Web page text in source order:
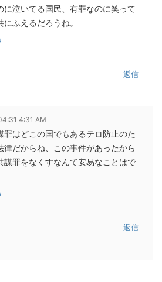
に泣いてる国民、有罪なのに笑って
ふえるだろうね。
返信
4:31 AM
罪はどこの国でもあるテロ防止のた
律だからね、この事件があったから
謀罪をなくすなんて安易なことはで
返信